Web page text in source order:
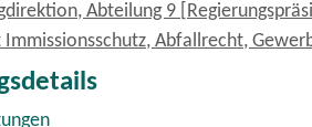
Abteilung 9
Immissionsschutz, Abfallrecht,